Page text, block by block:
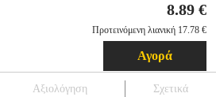
8.89 €
Προτεινόμενη λιανική 17.78 €
Αγορά
Αξιολόγηση Σχετικά